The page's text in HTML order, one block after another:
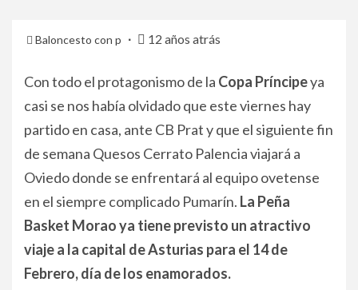
Baloncesto con p 12 años atrás
Con todo el protagonismo de la Copa Príncipeya
casi se nos había olvidado que este viernes hay
partido en casa, ante CB Prat y que el siguiente fin
de semana Quesos Cerrato Palencia viajará a
Oviedo donde se enfrentará al equipo ovetense
en el siempre complicado Pumarín. La Peña
Basket Morao ya tiene previsto un atractivo
viaje a la capital de Asturias para el 14 de
Febrero, día de los enamorados.